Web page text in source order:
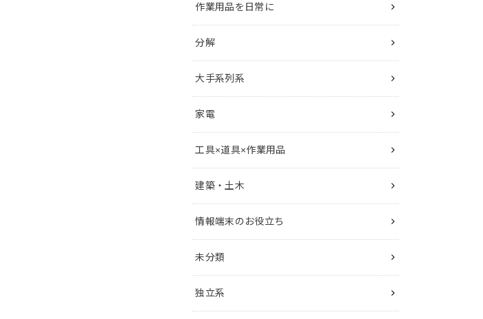
作業用品を日常に
分解
大手系列系
家電
工具×道具×作業用品
建築・土木
情報端末のお役立ち
未分類
独立系